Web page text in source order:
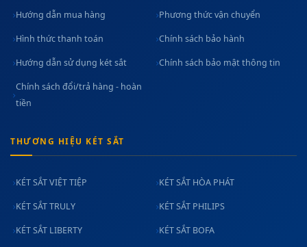
Hướng dẫn mua hàng Phương thức vận chuyển
Hình thức thanh toán Chính sách bảo hành
Hướng dẫn sử dụng két sắt Chính sách bảo mật thông tin
Chính sách đổi/trả hàng - hoàn
tiền
THƯƠNG HIỆU KÉT SẮT
KÉT SẮT VIỆT TIỆP KÉT SẮT HÒA PHÁT
KÉT SẮT TRULY KÉT SẮT PHILIPS
KÉT SẮT LIBERTY KÉT SẮT BOFA